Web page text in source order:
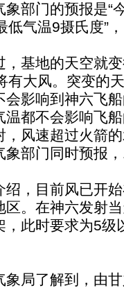
象部门的预报是“
低气温9摄氏度”
基地的天空就变
有大风。突变的
会影响到神六飞
温都不会影响飞
，风速超过火箭
象部门同时预报
，目前风已开始
区。在神六发射
，此时要求为5级
局了解到，由甘